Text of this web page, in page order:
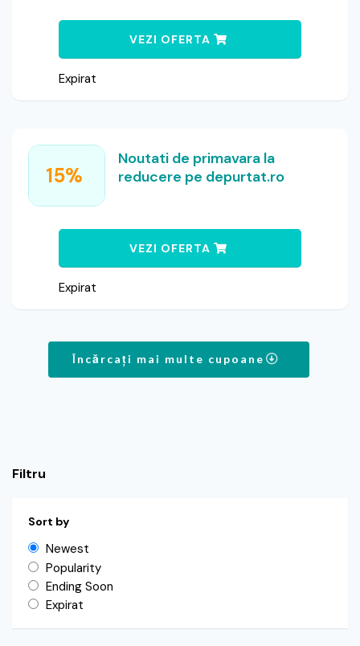
VEZI OFERTA
Expirat
15%
Noutati de primavara la
reducere pe depurtat.ro
VEZI OFERTA
Expirat
Încărcați mai multe cupoane
Filtru
Sort by
Newest
Popularity
Ending Soon
Expirat